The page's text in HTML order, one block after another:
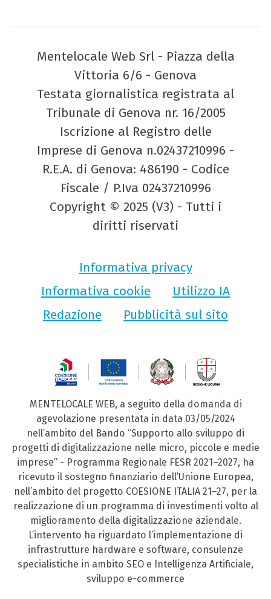
Mentelocale Web Srl - Piazza della
Vittoria 6/6 - Genova
Testata giornalistica registrata al
Tribunale di Genova nr. 16/2005
Iscrizione al Registro delle
Imprese di Genova n.02437210996 -
R.E.A. di Genova: 486190 - Codice
Fiscale / P.Iva 02437210996
Copyright © 2025 (V3) - Tutti i
diritti riservati
Informativa privacy
Informativa cookie
Utilizzo IA
Redazione
Pubblicità sul sito
MENTELOCALE WEB, a seguito della domanda di
agevolazione presentata in data 03/05/2024
nell’ambito del Bando “Supporto allo sviluppo di
progetti di digitalizzazione nelle micro, piccole e medie
imprese” - Programma Regionale FESR 2021–2027, ha
ricevuto il sostegno finanziario dell’Unione Europea,
nell’ambito del progetto COESIONE ITALIA 21–27, per la
realizzazione di un programma di investimenti volto al
miglioramento della digitalizzazione aziendale.
L’intervento ha riguardato l’implementazione di
infrastrutture hardware e software, consulenze
specialistiche in ambito SEO e Intelligenza Artificiale,
sviluppo e-commerce